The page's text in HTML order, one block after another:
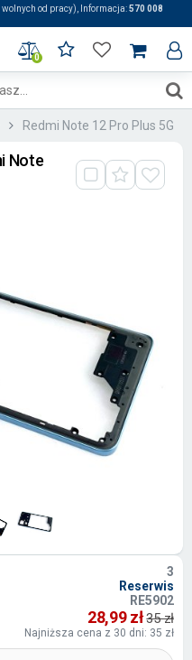
od pracy), Informacja:570 008
0
Redmi Note 12 Pro Plus 5G
Note
3
Reserwis
RE5902
28,99 zł35 zł
Najniższa cena z 30 dni: 35 zł